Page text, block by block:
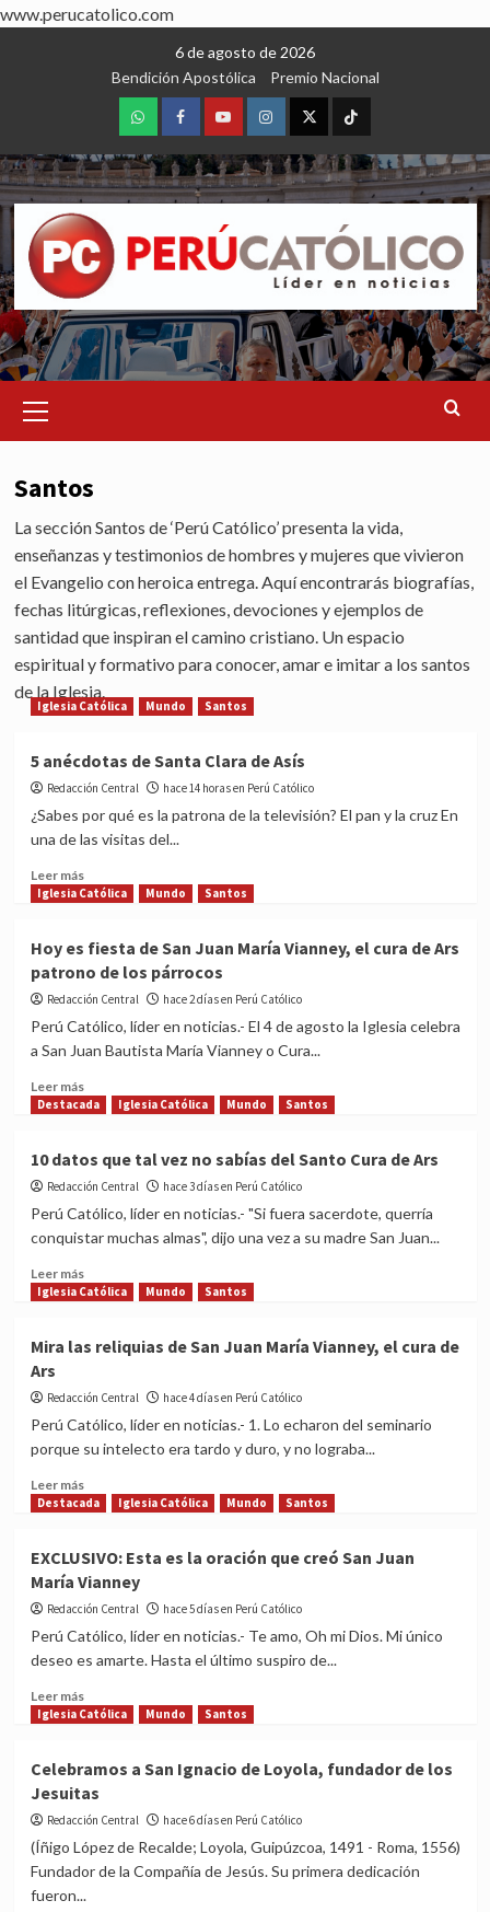
www.perucatolico.com
6 de agosto de 2026
Bendición Apostólica
Premio Nacional
WhatsAppFacebookYoutubeInstagram
X TikTok
Menu
Santos
La sección Santos de ‘Perú Católico’ presenta la vida,
enseñanzas y testimonios de hombres y mujeres que vivieron
el Evangelio con heroica entrega. Aquí encontrarás biografías,
fechas litúrgicas, reflexiones, devociones y ejemplos de
santidad que inspiran el camino cristiano. Un espacio
espiritual y formativo para conocer, amar e imitar a los santos
de la Iglesia.
Iglesia Católica Mundo Santos
5 anécdotas de Santa Clara de Asís
Redacción Central hace 14 horas en Perú Católico
¿Sabes por qué es la patrona de la televisión? El pan y la cruz En
una de las visitas del...
Leer másRead
more
anécdotas
de
Santa
Clara
Asís
Iglesia Católica Mundo Santos
Hoy es fiesta de San Juan María Vianney, el cura de Ars
patrono de los párrocos
Redacción Central hace 2 días en Perú Católico
Perú Católico, líder en noticias.- El 4 de agosto la Iglesia celebra
a San Juan Bautista María Vianney o Cura...
Leer másRead
more
es
fiesta
de
María
Vianney,
de
patrono
de
párrocos
Destacada Iglesia Católica Mundo Santos
10 datos que tal vez no sabías del Santo Cura de Ars
Redacción Central hace 3 días en Perú Católico
Perú Católico, líder en noticias.- "Si fuera sacerdote, querría
conquistar muchas almas", dijo una vez a su madre San Juan...
Leer másRead
more
datos
tal
vez
sabías
Santo
Ars
Iglesia Católica Mundo Santos
Mira las reliquias de San Juan María Vianney, el cura de
Ars
Redacción Central hace 4 días en Perú Católico
Perú Católico, líder en noticias.- 1. Lo echaron del seminario
porque su intelecto era tardo y duro, y no lograba...
Leer másRead
more
las
reliquias
de
San
María
el
Ars
Destacada Iglesia Católica Mundo Santos
EXCLUSIVO: Esta es la oración que creó San Juan
María Vianney
Redacción Central hace 5 días en Perú Católico
Perú Católico, líder en noticias.- Te amo, Oh mi Dios. Mi único
deseo es amarte. Hasta el último suspiro de...
Leer másRead
more
Esta
es
la
oración
que
creó
San
Iglesia Católica Mundo Santos
Celebramos a San Ignacio de Loyola, fundador de los
Jesuitas
Redacción Central hace 6 días en Perú Católico
(Íñigo López de Recalde; Loyola, Guipúzcoa, 1491 - Roma, 1556)
Fundador de la Compañía de Jesús. Su primera dedicación
fueron...